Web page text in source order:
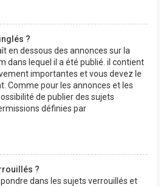
?
en dessous des annonces sur la
dans lequel il a été publié. il contient
importantes et vous devez le
Comme pour les annonces et les
de publier des sujets
définies par
?
dans les sujets verrouillés et